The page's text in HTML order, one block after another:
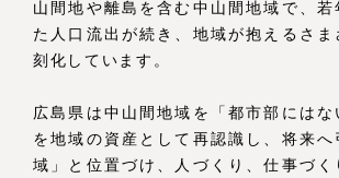
山間地や離島を含む中山間地域で、若
た人口流出が続き、地域が抱えるさま
刻化しています。
広島県は中山間地域を「都市部にはな
を地域の資産として再認識し、将来
域」と位置づけ、人づくり、仕事づ